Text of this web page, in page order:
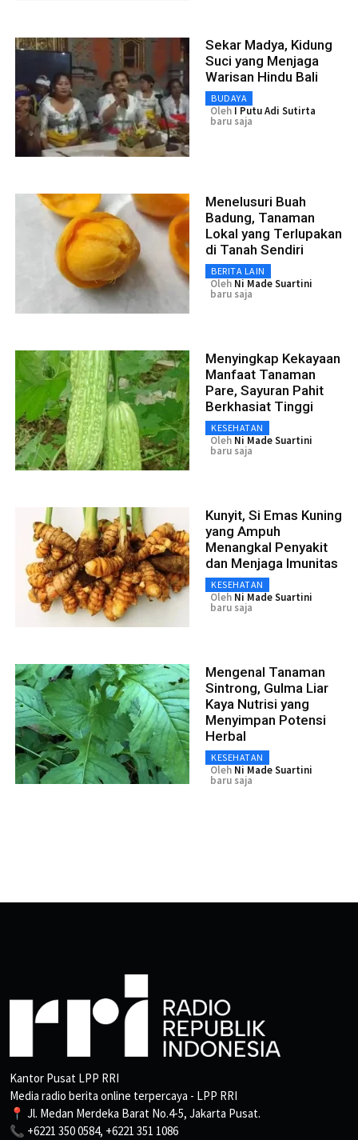
Sekar Madya, Kidung
Suci yang Menjaga
Warisan Hindu Bali
BUDAYA
Oleh I Putu Adi Sutirta
baru saja
Menelusuri Buah
Badung, Tanaman
Lokal yang Terlupakan
di Tanah Sendiri
BERITA LAIN
Oleh Ni Made Suartini
baru saja
Menyingkap Kekayaan
Manfaat Tanaman
Pare, Sayuran Pahit
Berkhasiat Tinggi
KESEHATAN
Oleh Ni Made Suartini
baru saja
Kunyit, Si Emas Kuning
yang Ampuh
Menangkal Penyakit
dan Menjaga Imunitas
KESEHATAN
Oleh Ni Made Suartini
baru saja
Mengenal Tanaman
Sintrong, Gulma Liar
Kaya Nutrisi yang
Menyimpan Potensi
Herbal
KESEHATAN
Oleh Ni Made Suartini
baru saja
Kantor Pusat LPP RRI
Media radio berita online terpercaya - LPP RRI
📍 Jl. Medan Merdeka Barat No.4-5, Jakarta Pusat.
📞 +6221 350 0584, +6221 351 1086